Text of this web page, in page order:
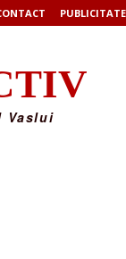
PUBLICITATE
Vaslui